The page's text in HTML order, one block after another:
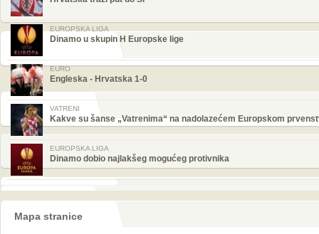
EUROPSKA LIGA
Dinamo u skupin H Europske lige
EURO
Engleska - Hrvatska 1-0
VATRENI
Kakve su šanse „Vatrenima“ na nadolazećem Europskom
EUROPSKA LIGA
Dinamo dobio najlakšeg mogućeg protivnika
Mapa stranice